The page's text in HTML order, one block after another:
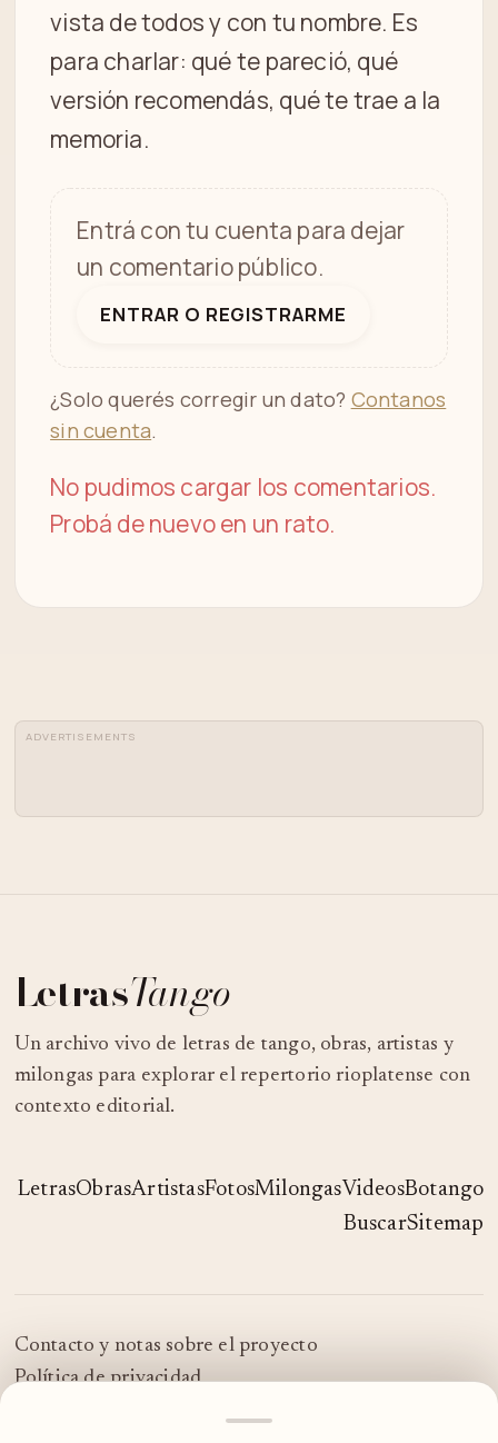
vista de todos y con tu nombre. Es
para charlar: qué te pareció, qué
versión recomendás, qué te trae a la
memoria.
Entrá con tu cuenta para dejar
un comentario público.
ENTRAR O REGISTRARME
¿Solo querés corregir un dato? Contanos
sin cuenta.
No pudimos cargar los comentarios.
Probá de nuevo en un rato.
ADVERTISEMENTS
LetrasTango
Un archivo vivo de letras de tango, obras, artistas y
milongas para explorar el repertorio rioplatense con
contexto editorial.
LetrasObrasArtistasFotosMilongasVideosBotango
BuscarSitemap
Contacto y notas sobre el proyecto
Política de privacidad